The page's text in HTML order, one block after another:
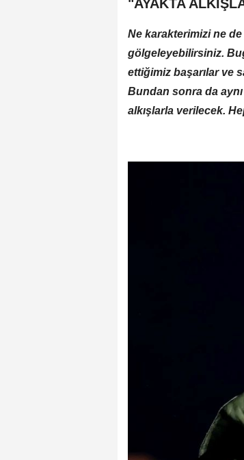
"AYAKTA
Ne karakterimizi ne
gölgeleyebilirsiniz.
ettiğimiz başarılar ve
Bundan sonra da
alkışlarla verilecek.